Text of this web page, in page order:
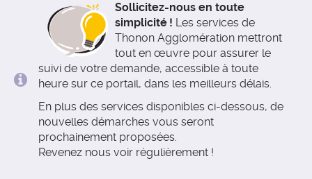
Sollicitez-nous en toute
simplicité ! Les services de
Thonon Agglomération mettront
tout en œuvre pour assurer le
suivi de votre demande, accessible à toute
heure sur ce portail, dans les meilleurs délais.
En plus des services disponibles ci-dessous, de
nouvelles démarches vous seront
prochainement proposées.
Revenez nous voir régulièrement !